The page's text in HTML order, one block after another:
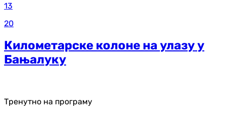
13
20
Километарске колоне на улазу у
Бањалуку
Тренутно на програму